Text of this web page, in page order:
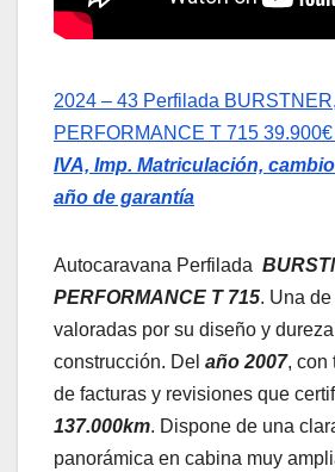
2024 – 43 Perfilada
PERFORMANCE T 715
IVA, Imp. Matriculación,
año de garantía
Autocaravana Perfilada
PERFORMANCE T 715. Una
valoradas por su diseño y
construcción. Del año 2007, con
de facturas y revisiones que
137.000km. Dispone de una
panorámica en cabina muy